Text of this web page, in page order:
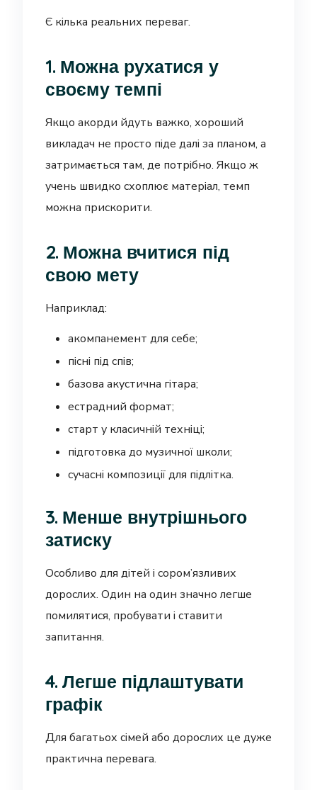
Є кілька реальних переваг.
1. Можна рухатися у
своєму темпі
Якщо акорди йдуть важко, хороший
викладач не просто піде далі за планом, а
затримається там, де потрібно. Якщо ж
учень швидко схоплює матеріал, темп
можна прискорити.
2. Можна вчитися під
свою мету
Наприклад:
акомпанемент для себе;
пісні під спів;
базова акустична гітара;
естрадний формат;
старт у класичній техніці;
підготовка до музичної школи;
сучасні композиції для підлітка.
3. Менше внутрішнього
затиску
Особливо для дітей і сором’язливих
дорослих. Один на один значно легше
помилятися, пробувати і ставити
запитання.
4. Легше підлаштувати
графік
Для багатьох сімей або дорослих це дуже
практична перевага.